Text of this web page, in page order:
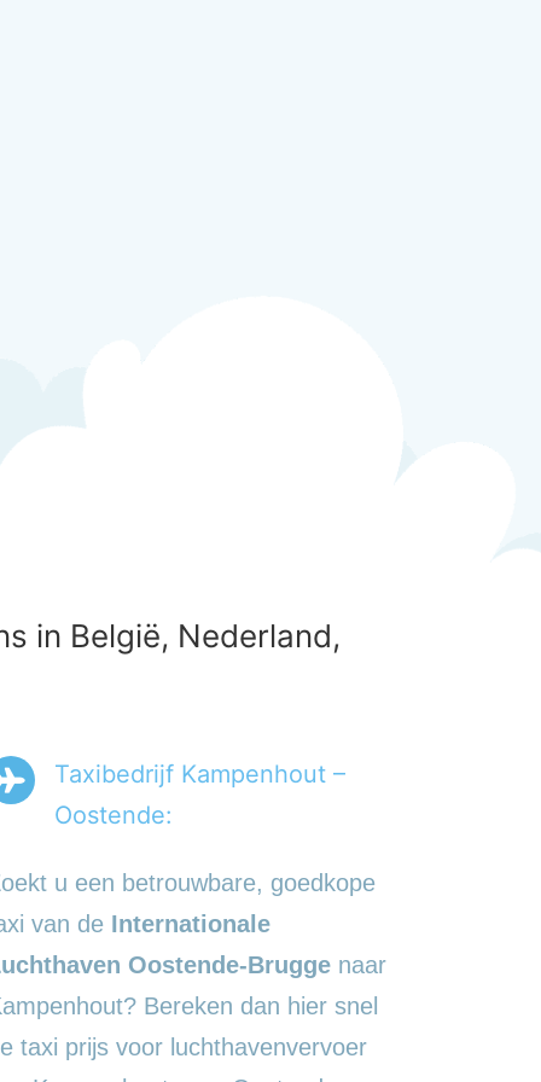
in België, Nederland,
Taxibedrijf Kampenhout –
Oostende:
u een betrouwbare, goedkope
van de Internationale
Oostende-Bruggenaar
Bereken dan hier snel
taxi prijs voor luchthavenvervoer